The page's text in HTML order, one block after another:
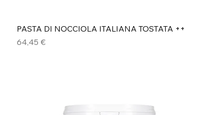
PASTA DI NOCCIOLA ITALIANA TOSTATA ++
Prezzo
64,45 €